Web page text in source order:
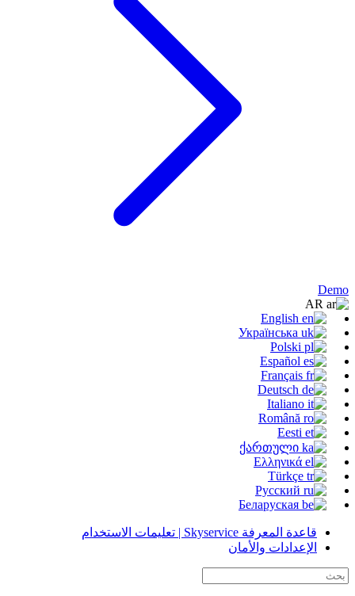
Demo
English
Українська
Polski
Español
Français
Deutsch
Italiano
Română
Eesti
ქართული
Ελληνικά
Türkçe
Русский
Беларуская
قاعدة المعرفة Skyservice | تعليمات الاستخدام
الإعدادات والأمان